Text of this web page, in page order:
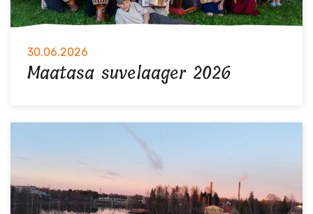
30.06.2026
Maatasa suvelaager 2026